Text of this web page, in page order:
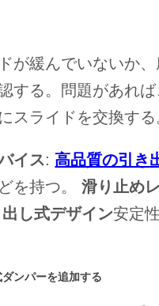
が緩んでいないか、
する。問題があれば
スライドを交換する
イス:高品質の引き
を持つ。滑り止め
し式デザイン安定
ンパーを追加する